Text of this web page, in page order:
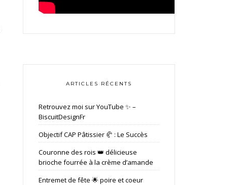
ARTICLES RÉCENTS
Retrouvez moi sur YouTube ✨ –
BiscuitDesignFr
Objectif CAP Pâtissier 🥐 : Le Succès
Couronne des rois 👑 délicieuse
brioche fourrée à la crème d’amande
Entremet de fête 🌟 poire et coeur